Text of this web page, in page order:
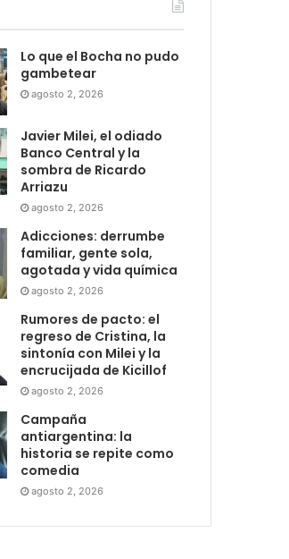
Lo que el Bocha no pudo
gambetear
agosto 2, 2026
Javier Milei, el odiado
Banco Central y la
sombra de Ricardo
Arriazu
agosto 2, 2026
Adicciones: derrumbe
familiar, gente sola,
agotada y vida química
agosto 2, 2026
Rumores de pacto: el
regreso de Cristina, la
sintonía con Milei y la
encrucijada de Kicillof
agosto 2, 2026
Campaña
antiargentina: la
historia se repite como
comedia
agosto 2, 2026